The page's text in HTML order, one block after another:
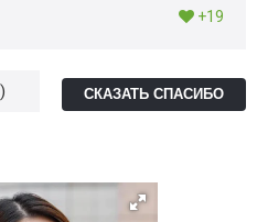
+19
СКАЗАТЬ СПАСИБО